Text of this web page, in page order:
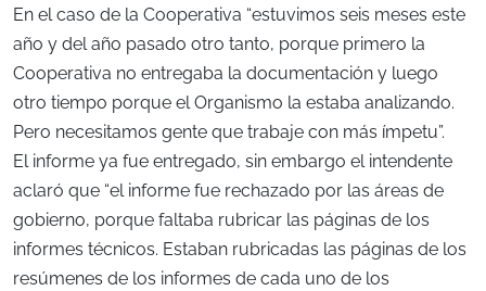
En el caso de la Cooperativa “estuvimos seis meses este
año y del año pasado otro tanto, porque primero la
Cooperativa no entregaba la documentación y luego
otro tiempo porque el Organismo la estaba analizando.
Pero necesitamos gente que trabaje con más ímpetu”.
El informe ya fue entregado, sin embargo el intendente
aclaró que “el informe fue rechazado por las áreas de
gobierno, porque faltaba rubricar las páginas de los
informes técnicos. Estaban rubricadas las páginas de los
resúmenes de los informes de cada uno de los